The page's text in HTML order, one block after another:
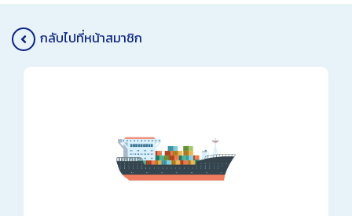
หน้าแรก
เกี่ยวกับเรา
มาตรฐาน TIFFA Mark
กลับไปที่หน้าสมาชิก